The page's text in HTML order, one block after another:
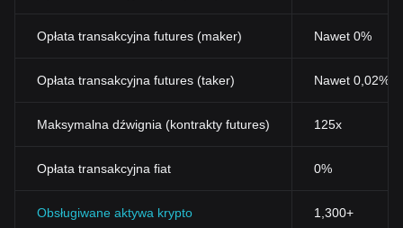
Opłata transakcyjna futures (maker) Nawet 0%
Opłata transakcyjna futures (taker) Nawet 0,02%
Maksymalna dźwignia (kontrakty futures) 125x
Opłata transakcyjna fiat 0%
Obsługiwane aktywa krypto 1,300+